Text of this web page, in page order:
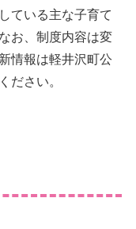
ている主な子育て
お、制度内容は変
情報は軽井沢町公
ださい。